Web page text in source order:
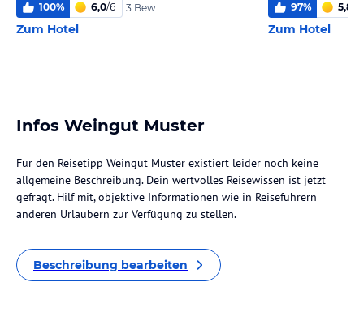
100% 6,0/6 3 Bew.
Zum Hotel
97% 5,8
Zum Hotel
Infos Weingut Muster
Für den Reisetipp Weingut Muster existiert leider noch keine
allgemeine Beschreibung. Dein wertvolles Reisewissen ist jetzt
gefragt. Hilf mit, objektive Informationen wie in Reiseführern
anderen Urlaubern zur Verfügung zu stellen.
Beschreibung bearbeiten